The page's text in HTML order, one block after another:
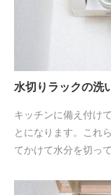
水切りラックの洗
キッチンに備え付け
とになります。これ
てかけて水分を切っ